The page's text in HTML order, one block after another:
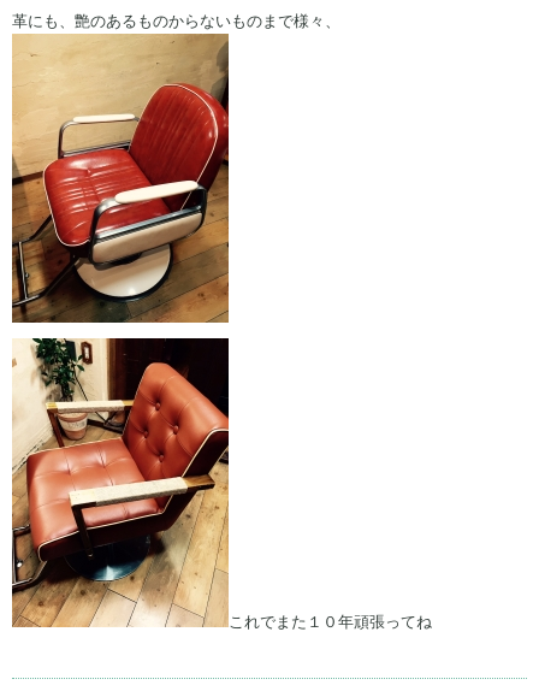
革にも、艶のあるものからないものまで様々、
これでまた１０年頑張ってね